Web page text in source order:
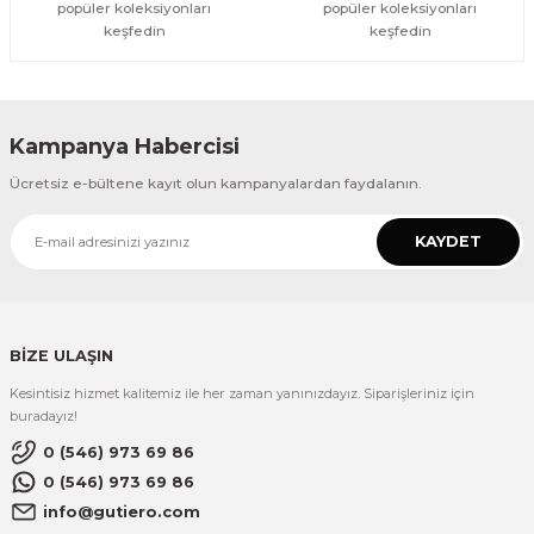
popüler koleksiyonları
keşfedin
popüler koleksiyonları
keşfedin
Kampanya Habercisi
Ücretsiz e-bültene kayıt olun kampanyalardan faydalanın.
KAYDET
BİZE ULAŞIN
Kesintisiz hizmet kalitemiz ile her zaman yanınızdayız. Siparişleriniz için
buradayız!
0 (546) 973 69 86
0 (546) 973 69 86
info@gutiero.com